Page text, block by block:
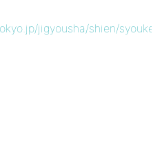
jigyousha/shien/